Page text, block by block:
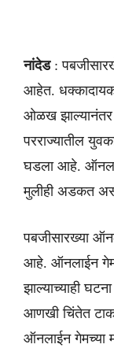
नांदेड:
आहेत. धक्कादायक
ओळख झाल्यानंतर
परराज्यातील
घडला आहे.
मुलीही अडकत
पबजीसारख्या
आहे. ऑनलाईन
झाल्याच्याही
आणखी चिंतेत
ऑनलाईन गेमच्या